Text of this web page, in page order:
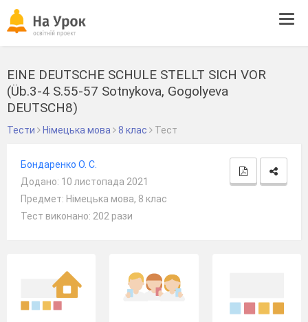
EINE DEUTSCHE SCHULE STELLT SICH VOR
(Üb.3-4 S.55-57 Sotnykova, Gogolyeva
DEUTSCH8)
Тести Німецька мова 8 клас Тест
Бондаренко О. С.
Додано: 10 листопада 2021
Предмет: Німецька мова, 8 клас
Тест виконано: 202 рази